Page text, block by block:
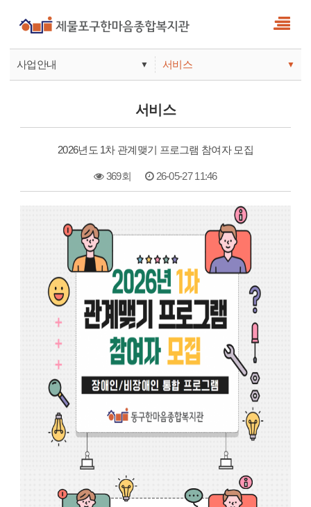
사업안내 ▼
기관안내
서비스 ▼
서비스
서비스
2026년도 1차 관계맺기 프로그램 참여자 모집
369회 26-05-27 11:46